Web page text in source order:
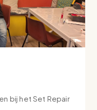
bij het Set Repair